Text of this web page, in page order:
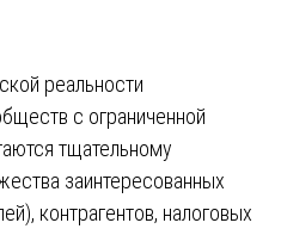
реальности
с ограниченной
тщательному
заинтересованных
контрагентов, налоговых